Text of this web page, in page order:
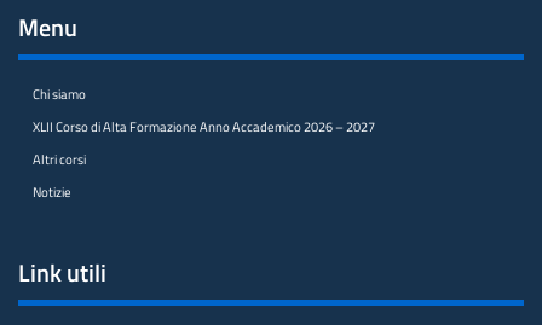
Menu
Chi siamo
XLII Corso di Alta Formazione Anno Accademico 2026 – 2027
Altri corsi
Notizie
Link utili